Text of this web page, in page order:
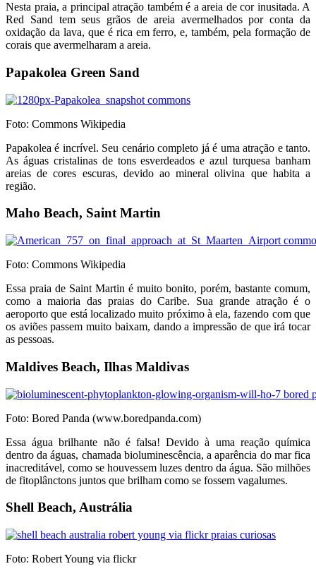
Nesta praia, a principal atração também é a areia de cor inusitada. A
Red Sand tem seus grãos de areia avermelhados por conta da
oxidação da lava, que é rica em ferro, e, também, pela formação de
corais que avermelharam a areia.
Papakolea Green Sand
Foto: Commons Wikipedia
Papakolea é incrível. Seu cenário completo já é uma atração e tanto.
As águas cristalinas de tons esverdeados e azul turquesa banham
areias de cores escuras, devido ao mineral olivina que habita a
região.
Maho Beach, Saint Martin
Foto: Commons Wikipedia
Essa praia de Saint Martin é muito bonito, porém, bastante comum,
como a maioria das praias do Caribe. Sua grande atração é o
aeroporto que está localizado muito próximo à ela, fazendo com que
os aviões passem muito baixam, dando a impressão de que irá tocar
as pessoas.
Maldives Beach, Ilhas Maldivas
Foto: Bored Panda (www.boredpanda.com)
Essa água brilhante não é falsa! Devido à uma reação química
dentro da águas, chamada bioluminescência, a aparência do mar fica
inacreditável, como se houvessem luzes dentro da água. São milhões
de fitoplânctons juntos que brilham como se fossem vagalumes.
Shell Beach, Austrália
Foto: Robert Young via flickr